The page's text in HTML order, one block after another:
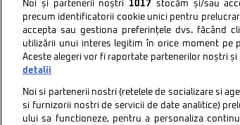
Noi și partenerii noștri 1017 stocăm și/sau
precum identificatorii cookie unici pentru
accepta sau gestiona preferințele dvs. făcând
utilizării unui interes legitim în orice moment pe
Aceste alegeri vor fi raportate partenerilor noștri și
detalii
Noi si partenerii nostri (retelele de socializare si
si furnizorii nostri de servicii de date analitice)
ului sa functioneze, pentru a personaliza